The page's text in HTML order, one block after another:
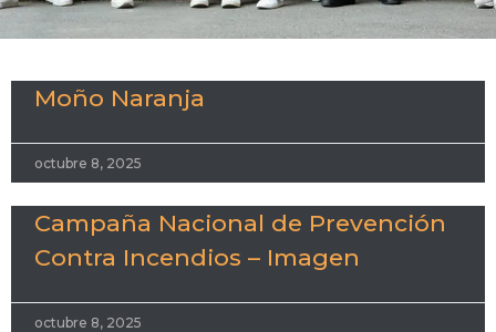
Moño Naranja
octubre 8, 2025
Campaña Nacional de Prevención
Contra Incendios – Imagen
octubre 8, 2025